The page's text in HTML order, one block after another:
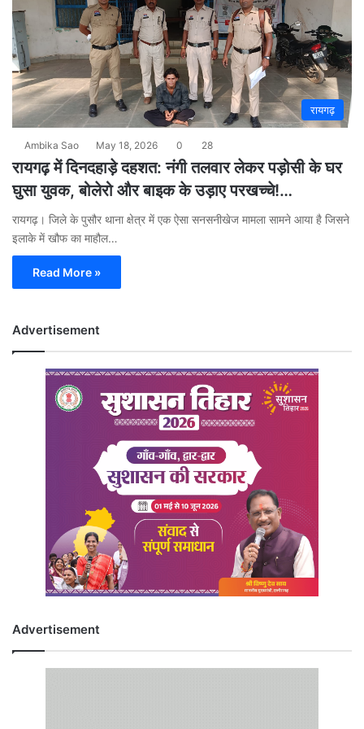
रायगढ़
Ambika Sao May 18, 2026 0 28
रायगढ़ में दिनदहाड़े दहशत: नंगी तलवार लेकर पड़ोसी के घर
घुसा युवक, बोलेरो और बाइक के उड़ाए परखच्चे!…
रायगढ़। जिले के पुसौर थाना क्षेत्र में एक ऐसा सनसनीखेज मामला सामने आया है जिसने
इलाके में खौफ का माहौल…
Read More »
Advertisement
Advertisement